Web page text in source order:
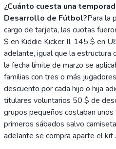
¿Cuánto cuesta una
Desarrollo de Fútbol?Para la
cargo de tarjeta, las cuotas
$ en Kiddie Kicker II, 145 $ en
adelante, igual que la
la fecha límite de marzo se
familias con tres o más
descuento por cada hijo o hija
titulares voluntarios 50 $ de
grupos pequeños costaban
primeros sábados salvo
adelante se compra aparte el kit